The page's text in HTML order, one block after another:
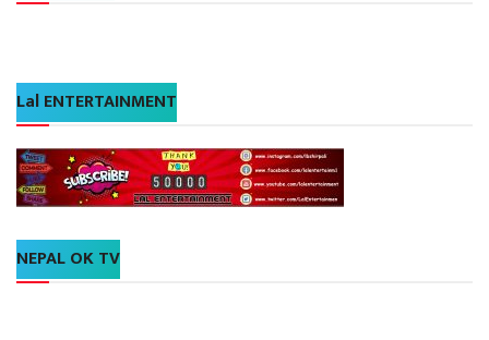
Lal ENTERTAINMENT
NEPAL OK TV